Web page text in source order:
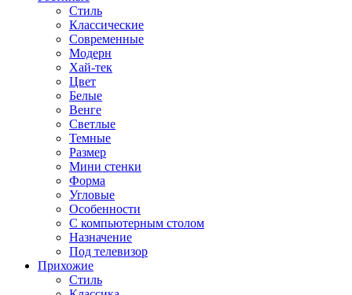
Стиль
Классические
Современные
Модерн
Хай-тек
Цвет
Белые
Венге
Светлые
Темные
Размер
Мини стенки
Форма
Угловые
Особенности
С компьютерным столом
Назначение
Под телевизор
Прихожие
Стиль